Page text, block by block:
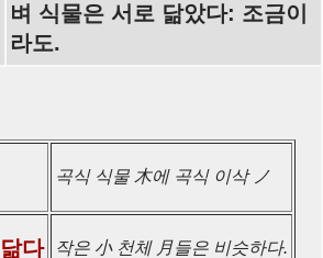
벼 식물은 서로 닮았다: 조금이
라도.
곡식 식물 木에 곡식 이삭 ノ
다 작은 小 천체 月들은 비슷하다.